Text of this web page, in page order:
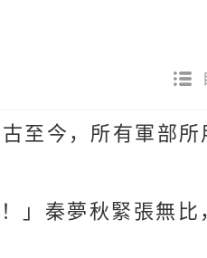
至今，所有軍部
」秦夢秋緊張無